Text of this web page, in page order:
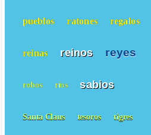
pueblos ratones regalos
reinas reinos reyes
robos ríos sabios
Santa Claus tesoros tigres